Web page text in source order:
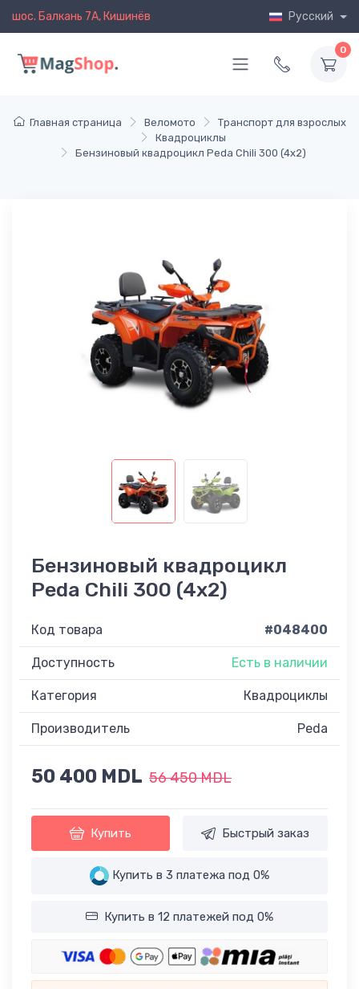
шос. Балкань 7A, Кишинёв Русский
0
Главная страница Веломото
Транспорт для взрослых
Квадроциклы
Бензиновый квадроцикл Peda Chili 300 (4x2)
Бензиновый квадроцикл
Peda Chili 300 (4x2)
Код товара #048400
Доступность Есть в наличии
Категория Квадроциклы
Производитель Peda
50 400 MDL 56 450 MDL
Купить Быстрый заказ
Купить в 3 платежа под 0%
Купить в 12 платежей под 0%